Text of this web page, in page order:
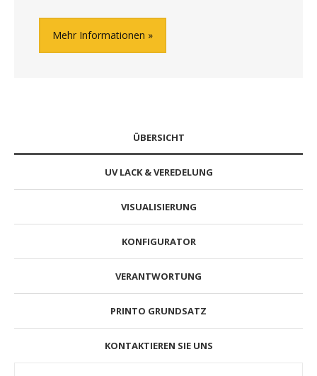
Mehr Informationen
ÜBERSICHT
UV LACK & VEREDELUNG
VISUALISIERUNG
KONFIGURATOR
VERANTWORTUNG
PRINTO GRUNDSATZ
KONTAKTIEREN SIE UNS